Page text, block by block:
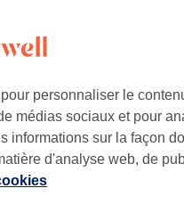
personnaliser le
médias sociaux et pour
informations sur la façon
d'analyse web, de